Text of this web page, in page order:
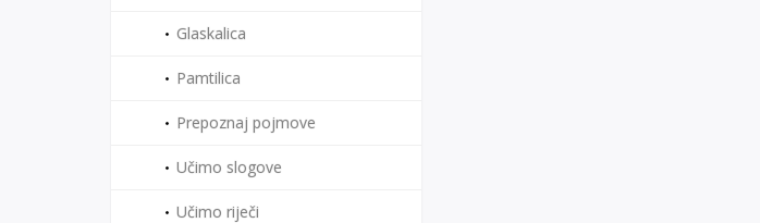
Glaskalica
Pamtilica
Prepoznaj pojmove
Učimo slogove
Učimo riječi